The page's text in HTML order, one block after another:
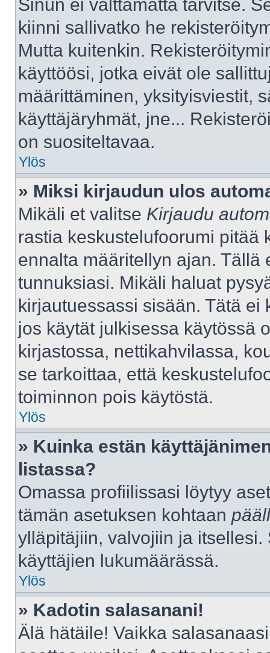
Sinun ei välttämättä tarvitse.
kiinni sallivatko he
Mutta kuitenkin.
käyttöösi, jotka eivät ole
määrittäminen, yksityisviestit,
käyttäjäryhmät, jne...
on suositeltavaa.
Ylös
» Miksi kirjaudun ulos
Mikäli et valitse Kirjaudu
rastia keskustelufoorumi pitää
ennalta määritellyn ajan. Tällä
tunnuksiasi. Mikäli haluat
kirjautuessassi sisään. Tätä
jos käytät julkisessa käytössä
kirjastossa, nettikahvilassa,
se tarkoittaa, että
toiminnon pois käytöstä.
Ylös
» Kuinka estän
listassa?
Omassa profiilissasi löytyy
tämän asetuksen kohtaan
ylläpitäjiin, valvojiin ja
käyttäjien lukumäärässä.
Ylös
» Kadotin salasanani!
Älä hätäile! Vaikka